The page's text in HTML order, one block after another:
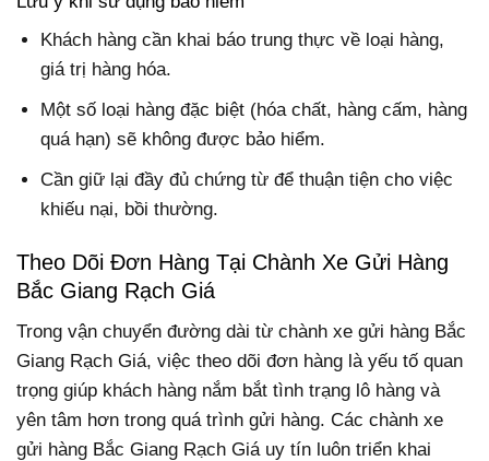
Khách hàng cần khai báo trung thực về loại hàng,
giá trị hàng hóa.
Một số loại hàng đặc biệt (hóa chất, hàng cấm, hàng
quá hạn) sẽ không được bảo hiểm.
Cần giữ lại đầy đủ chứng từ để thuận tiện cho việc
khiếu nại, bồi thường.
Theo Dõi Đơn Hàng Tại Chành Xe Gửi Hàng
Bắc Giang Rạch Giá
Trong vận chuyển đường dài từ chành xe gửi hàng Bắc
Giang Rạch Giá, việc theo dõi đơn hàng là yếu tố quan
trọng giúp khách hàng nắm bắt tình trạng lô hàng và
yên tâm hơn trong quá trình gửi hàng. Các chành xe
gửi hàng Bắc Giang Rạch Giá uy tín luôn triển khai